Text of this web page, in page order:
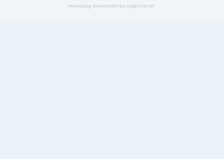
eenvoudig evenementen organiseren